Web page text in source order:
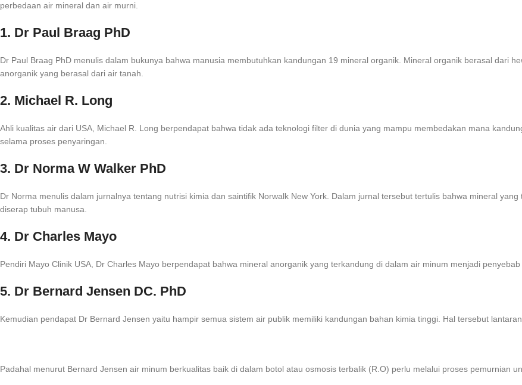
perbedaan air mineral dan air murni.
1. Dr Paul Braag PhD
Dr Paul Braag PhD menulis dalam bukunya bahwa manusia membutuhkan kandungan 19 mineral organik. Mineral organik berasal dari
anorganik yang berasal dari air tanah.
2. Michael R. Long
Ahli kualitas air dari USA, Michael R. Long berpendapat bahwa tidak ada teknologi filter di dunia yang mampu membedakan mana
selama proses penyaringan.
3. Dr Norma W Walker PhD
Dr Norma menulis dalam jurnalnya tentang nutrisi kimia dan saintifik Norwalk New York. Dalam jurnal tersebut tertulis bahwa mineral
diserap tubuh manusa.
4. Dr Charles Mayo
Pendiri Mayo Clinik USA, Dr Charles Mayo berpendapat bahwa mineral anorganik yang terkandung di dalam air minum menjadi
5. Dr Bernard Jensen DC. PhD
Kemudian pendapat Dr Bernard Jensen yaitu hampir semua sistem air publik memiliki kandungan bahan kimia tinggi. Hal tersebut
Padahal menurut Bernard Jensen air minum berkualitas baik di dalam botol atau osmosis terbalik (R.O) perlu melalui proses pemurnian